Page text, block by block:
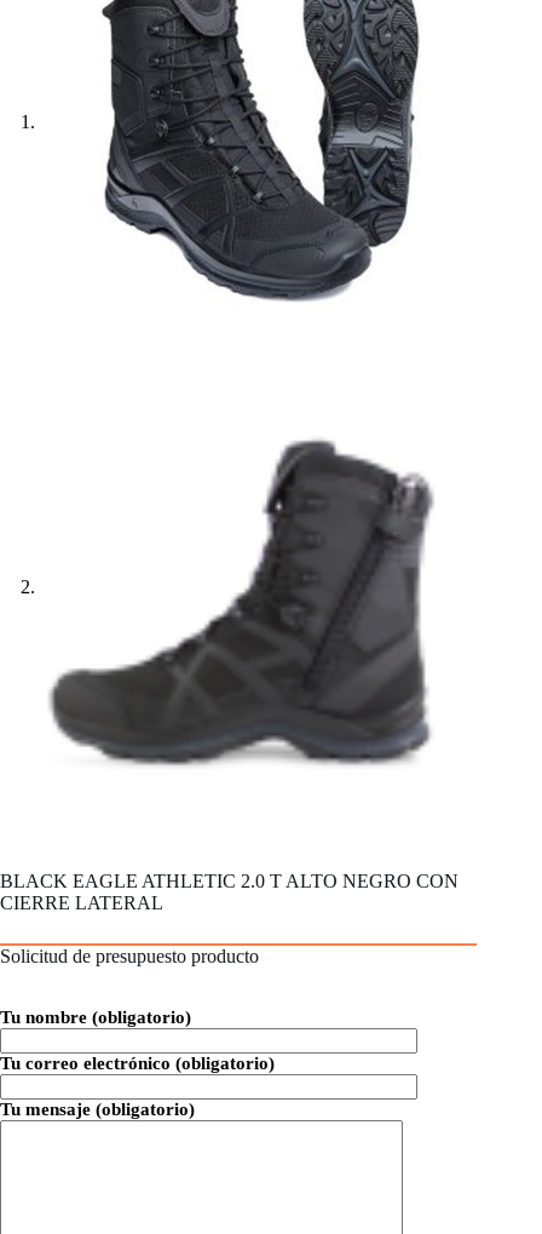
BLACK EAGLE ATHLETIC 2.0 T ALTO NEGRO CON
CIERRE LATERAL
Solicitud de presupuesto producto
Tu nombre (obligatorio)
Tu correo electrónico (obligatorio)
Tu mensaje (obligatorio)